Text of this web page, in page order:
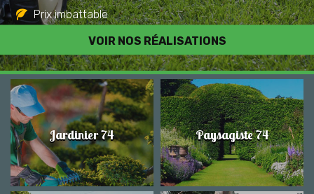
VOIR NOS RÉALISATIONS
Prix imbattable
Travail de qualité
Jardinier 74 Paysagiste 74